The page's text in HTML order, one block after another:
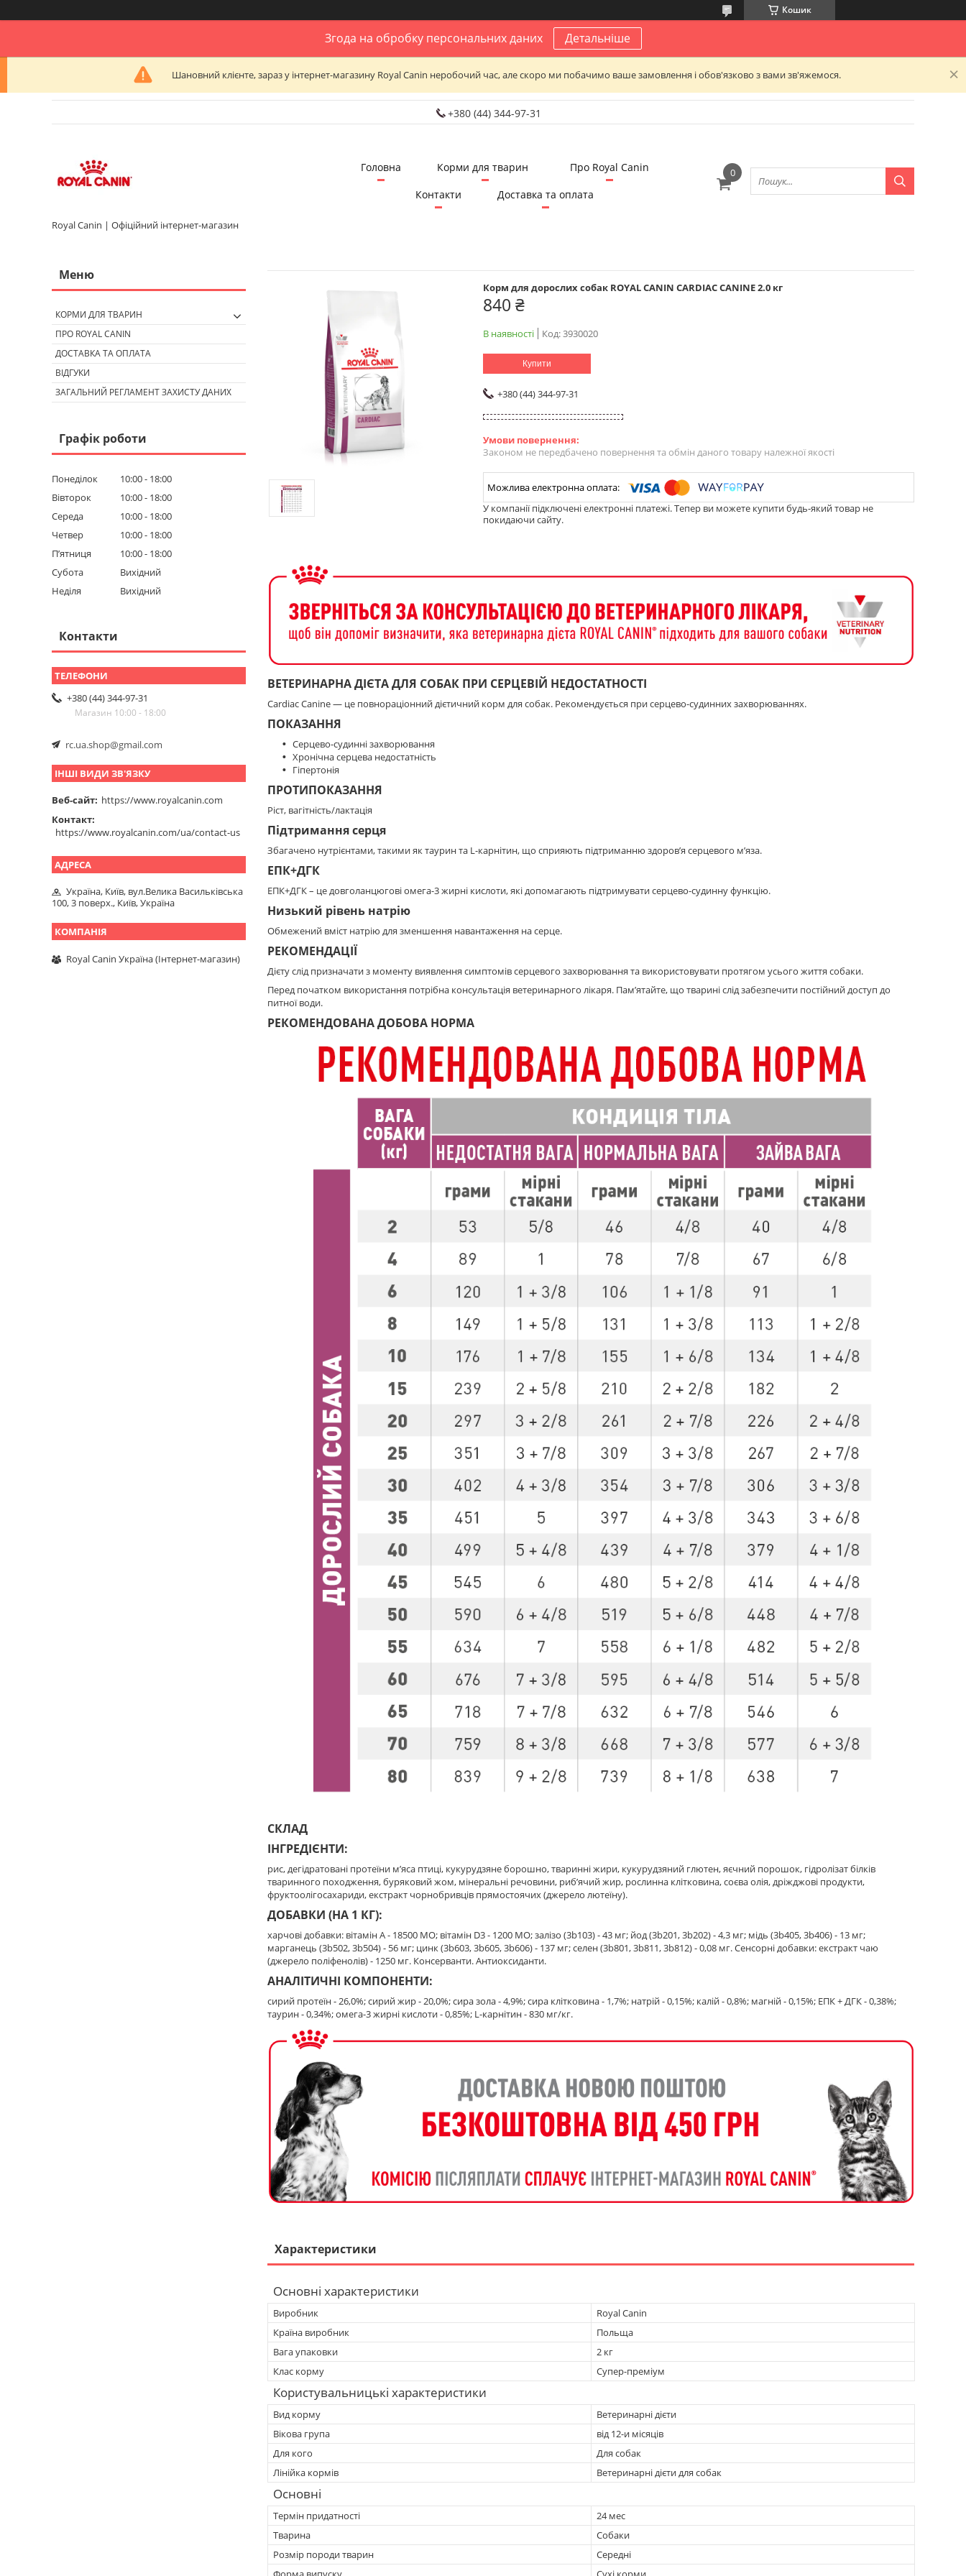
Кошик
Згода на обробку персональних даних Детальніше
Шановний клієнте, зараз у інтернет-магазину Royal Canin неробочий час, але скоро ми побачимо ваше замовлення і обов'язково з вами зв'яжемося.
+380 (44) 344-97-31
Royal Canin | Офіційний інтернет-магазин
Головна Корми для тварин
Про Royal Canin
Контакти
Доставка та оплата
Корм для дорослих собак ROYAL CANIN CARDIAC CANINE 2.0 кг
840 ₴
В наявності Код:3930020
Купити
+380 (44) 344-97-31
Законом не передбачено повернення та обмін даного товару належної якості
У компанії підключені електронні платежі. Тепер ви можете купити будь-який товар не
покидаючи сайту.
ВЕТЕРИНАРНА ДІЄТА ДЛЯ СОБАК ПРИ СЕРЦЕВІЙ НЕДОСТАТНОСТІ
Cardiac Canine — це повнораціонний дієтичний корм для собак. Рекомендується при серцево-судинних захворюваннях.
ПОКАЗАННЯ
Серцево-судинні захворювання
Хронічна серцева недостатність
Гіпертонія
ПРОТИПОКАЗАННЯ
Ріст, вагітність/лактація
Підтримання серця
Збагачено нутрієнтами, такими як таурин та L-карнітин, що сприяють підтриманню здоров’я серцевого м’яза.
ЕПК+ДГК
ЕПК+ДГК – це довголанцюгові омега-3 жирні кислоти, які допомагають підтримувати серцево-судинну функцію.
Низький рівень натрію
Обмежений вміст натрію для зменшення навантаження на серце.
РЕКОМЕНДАЦІЇ
Дієту слід призначати з моменту виявлення симптомів серцевого захворювання та використовувати протягом усього життя собаки.
Перед початком використання потрібна консультація ветеринарного лікаря. Пам’ятайте, що тварині слід забезпечити постійний доступ до
питної води.
РЕКОМЕНДОВАНА ДОБОВА НОРМА
СКЛАД
ІНГРЕДІЄНТИ:
рис, дегідратовані протеїни м’яса птиці, кукурудзяне борошно, тваринні жири, кукурудзяний глютен, яєчний порошок, гідролізат білків
тваринного походження, буряковий жом, мінеральні речовини, риб’ячий жир, рослинна клітковина, соєва олія, дріжджові продукти,
фруктоолiгосахариди, екстракт чорнобривців прямостоячих (джерело лютеїну).
ДОБАВКИ (НА 1 КГ):
харчові добавки: вітамін A - 18500 MO; вітамін D3 - 1200 MO; залiзо (3b103) - 43 мг; йод (3b201, 3b202) - 4,3 мг; мiдь (3b405, 3b406) - 13 мг;
марганець (3b502, 3b504) - 56 мг; цинк (3b603, 3b605, 3b606) - 137 мг; селен (3b801, 3b811, 3b812) - 0,08 мг. Сенсорні добавки: екстракт чаю
(джерело поліфенолів) - 1250 мг. Консерванти. Aнтиоксиданти.
АНАЛІТИЧНІ КОМПОНЕНТИ:
сирий протеїн - 26,0%; сирий жир - 20,0%; сира зола - 4,9%; сира клітковина - 1,7%; натрій - 0,15%; калій - 0,8%; магній - 0,15%; ЕПК + ДГК - 0,38%;
таурин - 0,34%; омега-3 жирні кислоти - 0,85%; L-карнітин - 830 мг/кг.
Характеристики
Основні характеристики
Виробник
Royal Canin
Країна виробник
Польща
Вага упаковки
2 кг
Клас корму
Супер-преміум
Користувальницькі характеристики
Вид корму
Ветеринарні дієти
Вікова група
від 12-и місяців
Для кого
Для собак
Лінійка кормів
Ветеринарні дієти для собак
Основні
Термін придатності
24 мес
Тварина
Собаки
Розмір породи тварин
Середні
КОРМИ ДЛЯ ТВАРИН
ПРО ROYAL CANIN
ДОСТАВКА ТА ОПЛАТА
ВІДГУКИ
ЗАГАЛЬНИЙ РЕГЛАМЕНТ ЗАХИСТУ ДАНИХ
Графік роботи
Понеділок 10:00
18:00
Вівторок
10:00
18:00
Середа
10:00
18:00
Четвер
10:00
18:00
Пʼятниця
10:00
18:00
Субота
Вихідний
Неділя
Вихідний
Контакти
+380 (44) 344-97-31
Магазин 10:00 - 18:00
rc.ua.shop@gmail.com
ІНШІ ВИДИ ЗВ'ЯЗКУ
Веб-сайт https://www.royalcanin.com
Контакт
https://www.royalcanin.com/ua/contact-us
Україна, Київ, вул.Велика Васильківська
100, 3 поверх., Київ, Україна
Royal Canin Україна (Інтернет-магазин)